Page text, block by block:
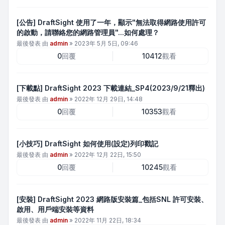
[公告] DraftSight 使用了一年，顯示"無法取得網路使用許可
的啟動，請聯絡您的網路管理員"...如何處理？
最後發表 由 admin » 2023年 5月 5日, 09:46
0回覆 10412觀看
[下載點] DraftSight 2023 下載連結_SP4(2023/9/21釋出)
最後發表 由 admin » 2022年 12月 29日, 14:48
0回覆 10353觀看
[小技巧] DraftSight 如何使用(設定)列印戳記
最後發表 由 admin » 2022年 12月 22日, 15:50
0回覆 10245觀看
[安裝] DraftSight 2023 網路版安裝篇_包括SNL 許可安裝、
啟用、用戶端安裝等資料
最後發表 由 admin » 2022年 11月 22日, 18:34